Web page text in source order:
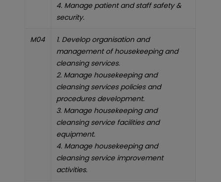
4. Manage patient and staff safety &
security.
M04
1. Develop organisation and
management of housekeeping and
cleansing services.
2. Manage housekeeping and
cleansing services policies and
procedures development.
3. Manage housekeeping and
cleansing service facilities and
equipment.
4. Manage housekeeping and
cleansing service improvement
activities.